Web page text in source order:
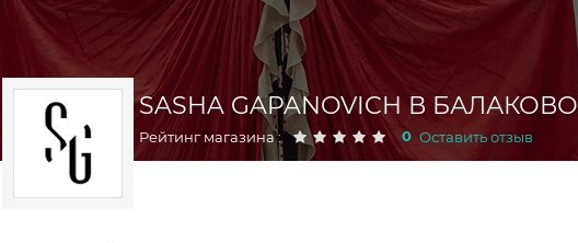
SASHA GAPANOVICH В БАЛАКОВО
Рейтинг магазина : 0 Оставить отзыв